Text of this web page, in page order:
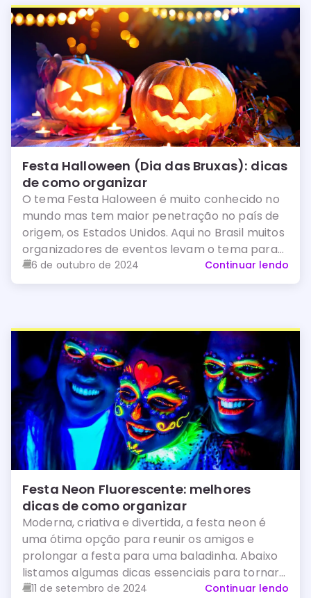
Festa Halloween (Dia das Bruxas): dicas
de como organizar
O tema Festa Haloween é muito conhecido no
mundo mas tem maior penetração no país de
origem, os Estados Unidos. Aqui no Brasil muitos
organizadores de eventos levam o tema para
suas festas e eventos.
6 de outubro de 2024 Continuar lendo
Festa Neon Fluorescente: melhores
dicas de como organizar
Moderna, criativa e divertida, a festa neon é
uma ótima opção para reunir os amigos e
prolongar a festa para uma baladinha. Abaixo
listamos algumas dicas essenciais para tornar
a sua festa ainda mais especial:
11 de setembro de 2024 Continuar lendo